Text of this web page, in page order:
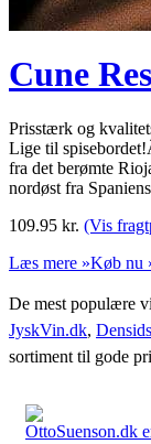
Cune
Prisstærk og
Lige til
fra det berømte
nordøst fra
109.95 kr. (Vis
Læs mere »Køb nu
De mest populære
JyskVin.dk,
sortiment til gode
OttoSuenson.dk